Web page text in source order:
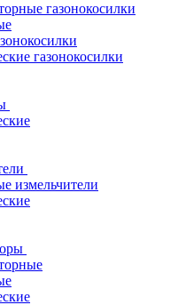
газонокосилки
газонокосилки
измельчители